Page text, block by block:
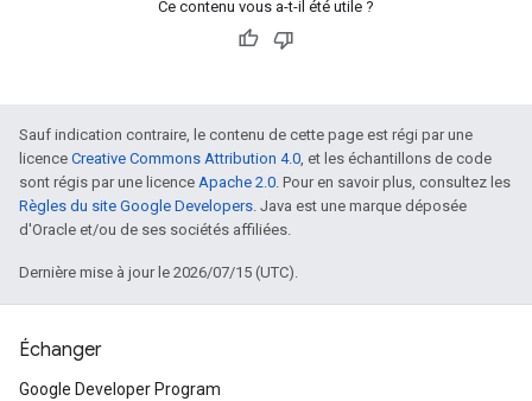
Ce contenu vous a-t-il été utile ?
Sauf indication contraire, le contenu de cette page est régi par une
licence Creative Commons Attribution 4.0, et les échantillons de code
sont régis par une licence Apache 2.0. Pour en savoir plus, consultez les
Règles du site Google Developers. Java est une marque déposée
d'Oracle et/ou de ses sociétés affiliées.
Dernière mise à jour le 2026/07/15 (UTC).
Échanger
Google Developer Program